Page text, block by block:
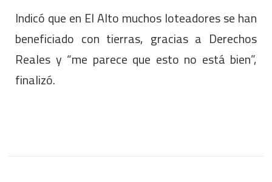
Indicó que en El Alto muchos loteadores se han
beneficiado con tierras, gracias a Derechos
Reales y “me parece que esto no está bien”,
finalizó.